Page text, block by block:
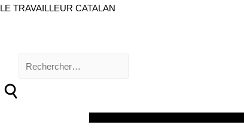
LE TRAVAILLEUR CATALAN
Rechercher :